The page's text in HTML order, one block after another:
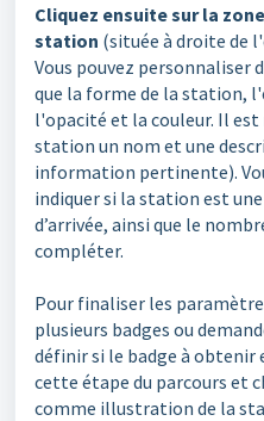
Cliquez ensuite sur la
station (située à droite de
Vous pouvez personnaliser
que la forme de la station,
l'opacité et la couleur. Il est
station un nom et une
information pertinente).
indiquer si la station est
d’arrivée, ainsi que le
compléter.
Pour finaliser les
plusieurs badges ou
définir si le badge à
cette étape du parcours et
comme illustration de la